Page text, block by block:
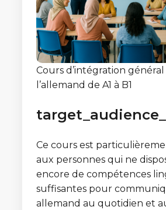
Cours d’intégration
l’allemand de A1 à B1
Ce cours est
aux personnes qui ne
encore de compétences
suffisantes pour
allemand au quotidien et